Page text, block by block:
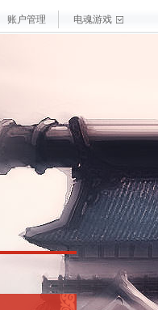
电魂游戏
热门游戏
账户管理